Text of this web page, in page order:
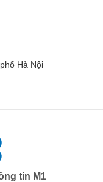
Hà Nội
tin M1